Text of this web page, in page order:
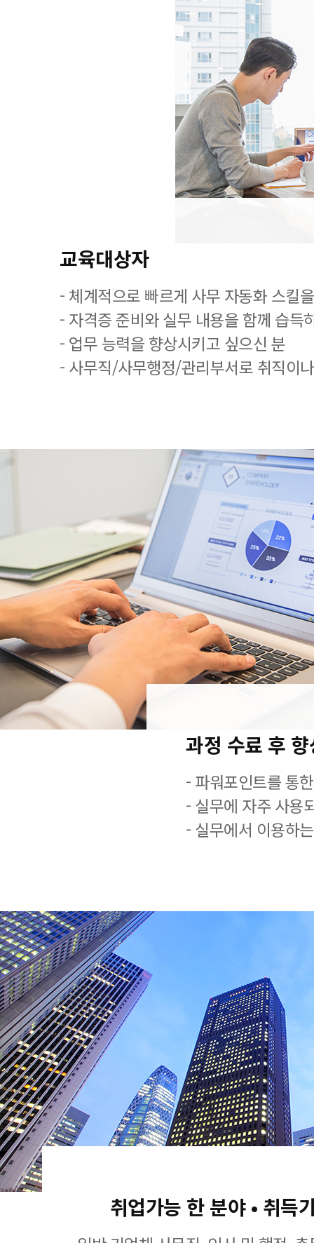
교육대상자
- 체계적으로 빠르게 사무 자동화 스킬
- 자격증 준비와 실무 내용을 함께 습득
- 업무 능력을 향상시키고 싶으신 분
- 사무직/사무행정/관리부서로 취직이
과정 수료 후
- 파워포인트를 통
- 실무에 자주 사용
- 실무에서 이용하
취업가능 한 분야 • 취득